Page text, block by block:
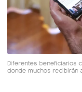
Diferentes beneficiarios
donde muchos recibirán